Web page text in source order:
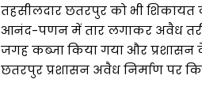
तहसीलदार छतरपुर को भी
आनंद-पणन में तार लगाकर अवैध
जगह कब्जा किया गया और प्रशासन
छतरपुर प्रशासन अवैध निर्माण पर